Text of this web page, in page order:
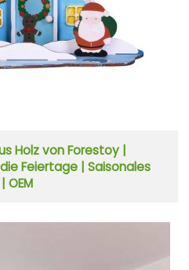
Holz von Forestoy |
Feiertage | Saisonales
OEM